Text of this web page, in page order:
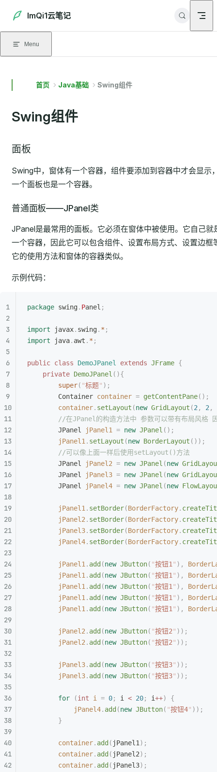
Skip to content
ImQi1云笔记
Menu
首页 Java基础 Swing组件
Swing组件
面板
Swing中，窗体有一个容器，组件要添加到容器中才会显示
一个面板也是一个容器。
普通面板——JPanel类
JPanel是最常用的面板。它必须在窗体中被使用。它自己就
一个容器，因此它可以包含组件、设置布局方式、设置边框
它的使用方法和窗体的容器类似。
示例代码：
package swing. Panel ;
import javax. swing. * ;
import java. awt . * ;
public class DemoJPanel extends JFrame {
    private
DemoJPanel (){
        super
( "标题" );
        Container
container = getContentPane();
        container
. setLayout (new GridLayout (2 , 2 ,
//在JPanel的构造方法中 参数可以带有布局风格
        JPanel
jPanel1 = new JPanel ();
        jPanel1
. setLayout (new BorderLayout ());
        //可以像上面一样后使用setLayout()方法
        JPanel
jPanel2 = new JPanel (new
        JPanel
jPanel3 = new JPanel (new
        JPanel
jPanel4 = new JPanel (new
        jPanel1
. setBorder(BorderFactory.
        jPanel2
. setBorder(BorderFactory.
        jPanel3
. setBorder(BorderFactory.
        jPanel4
. setBorder(BorderFactory.
        jPanel1
. add (new JButton( "按钮1 " ),
        jPanel1
. add (new JButton( "按钮1 " ),
        jPanel1
. add (new JButton( "按钮1 " ),
        jPanel1
. add (new JButton( "按钮1 " ),
        jPanel1
. add (new JButton( "按钮1 " ),
        jPanel2
. add (new JButton( "按钮2" ));
        jPanel2
. add (new JButton( "按钮2" ));
        jPanel3
. add (new JButton( "按钮3" ));
        jPanel3
. add (new JButton( "按钮3" ));
        for
(int i = 0; i < 20; i++)
{
            jPanel4
. add (new JButton( "按钮4" ));
        }
        container
. add ( jPanel1 );
        container
. add ( jPanel2);
        container
. add ( jPanel3);